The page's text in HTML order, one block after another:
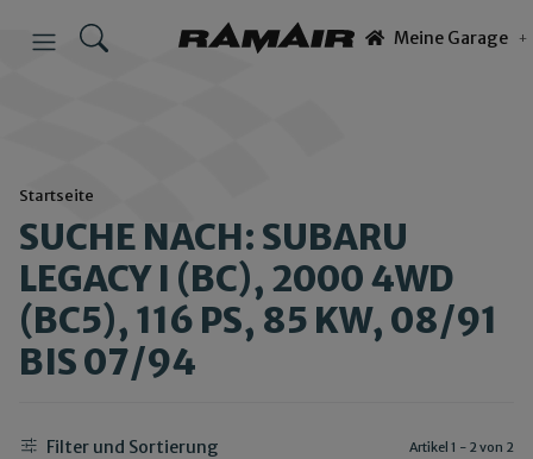
Meine Garage
Startseite
SUCHE NACH: SUBARU
LEGACY I (BC), 2000 4WD
(BC5), 116 PS, 85 KW, 08/91
BIS 07/94
Filter und Sortierung Artikel 1 - 2 von 2